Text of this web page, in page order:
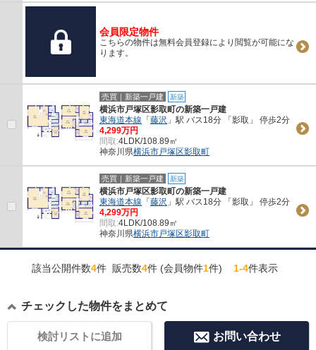
会員限定物件
こちらの物件は無料会員登録により閲覧が可能にな
ります。
売買｜新築一戸建 新築
横浜市戸塚区影取町の新築一戸建
東海道本線 「藤沢 」駅 バス18分 「影取」 停歩2分
4,299万円
間取:4LDK/108.89㎡
神奈川県横浜市戸塚区影取町
売買｜新築一戸建 新築
横浜市戸塚区影取町の新築一戸建
東海道本線 「藤沢 」駅 バス18分 「影取」 停歩2分
4,299万円
間取:4LDK/108.89㎡
神奈川県横浜市戸塚区影取町
該当公開件数4件 販売数4件 (会員物件1件) 1-4件表示
チェックした物件をまとめて
お問い合わせ
検討リストに追加